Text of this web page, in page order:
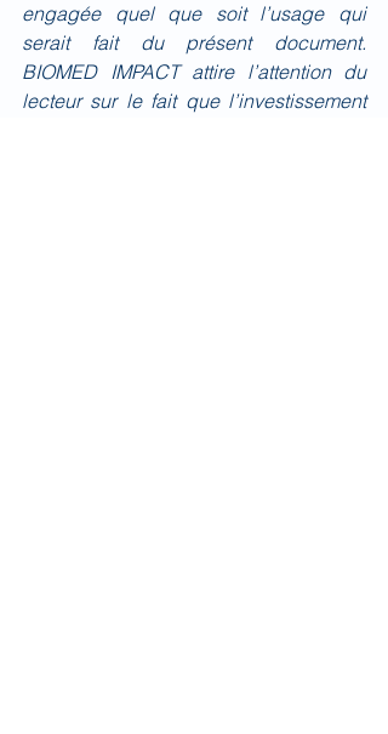
engagée quel que soit l’usage qui
serait fait du présent document.
BIOMED IMPACT attire l’attention du
lecteur sur le fait que l’investissement